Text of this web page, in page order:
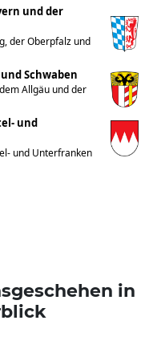
und der
der Oberpfalz und
Schwaben
Allgäu und der
und
und Unterfranken
in